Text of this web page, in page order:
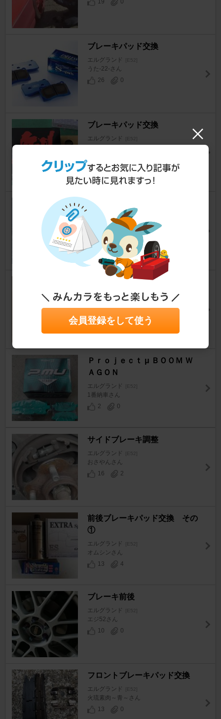
19
0
ブレーキパッド交換
エルグランド [E52]
うた-22-さん
26
0
ブレーキパッド交換
エルグランド [E52]
ブレーキパッド交換 フロント
エルグランド [E52]
まさきち＠山梨さん
29
8
『ＤＩＸＣＥＬ Ｍｔｙｐｅ(フ
ロント)』に交換
エルグランド [E52]
1番納車さん
Ｐｒｏｊｅｃｔ μ ＢＯＯＭ Ｗ
ＡＧＯＮ
エルグランド [E52]
1番納車さん
2
0
サイドブレーキ調整
エルグランド [E52]
おさやんさん
16
2
前後ブレーキパッド交換 その
①
エルグランド [E52]
オムシンさん
13
4
ブレーキ前後
エルグランド [E52]
エジ52さん
10
0
フロントブレーキパッド交換
エルグランド [E52]
火琉素肉～青～さん
13
0
会員登録をして使う